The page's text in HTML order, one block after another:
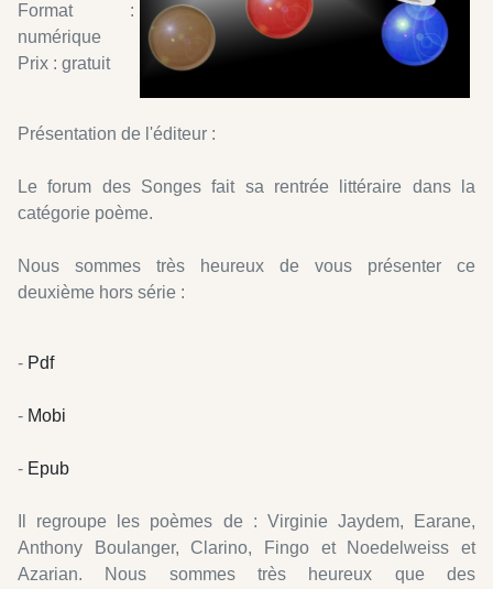
Format :
numérique
Prix : gratuit
Présentation de l'éditeur :
Le forum des Songes fait sa rentrée littéraire dans la
catégorie poème.
Nous sommes très heureux de vous présenter ce
deuxième hors série :
- Pdf
- Mobi
- Epub
Il regroupe les poèmes de : Virginie Jaydem, Earane,
Anthony Boulanger, Clarino, Fingo et Noedelweiss et
Azarian. Nous sommes très heureux que des